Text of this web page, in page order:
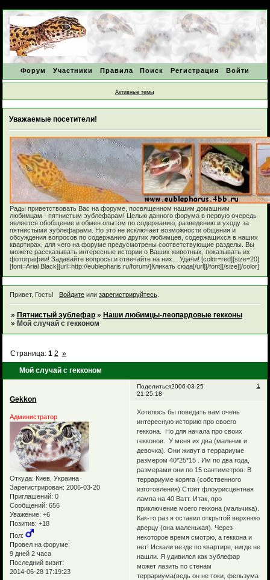
Форум Участники Правила Поиск Регистрация Войти
Активные темы
Уважаемые посетители!
Рады приветствовать Вас на форуме, посвященном нашим домашним
любимцам - пятнистым эублефарам! Целью данного форума в первую очередь
является обобщение и обмен опытом по содержанию, разведению и уходу за
пятнистыми эублефарами. Но это не исключает возможности общения и
обсуждения вопросов по содержанию других любимцев, содержащихся в наших
квартирах, для чего на форуме предусмотрены соответствующие разделы. Вы
можете рассказывать интересные истории о Ваших животных, показывать их
фотографии! Задавайте вопросы и отвечайте на них... Удачи! [color=red][size=20]
[font=Arial Black][url=http://eublepharis.ru/forum/]Кликать сюда[/url][/font][/size][/color]
Привет, Гость! Войдитеили зарегистрируйтесь.
» Пятнистый эублефар » Наши любимцы-леопардовые гекконы
» Мой случай с гекконом
Мой случай с гекконом
Страница: 1 2 »
Поделиться 1
2006-03-25
21:25:18
Gekkon
Администратор
Откуда: Киев, Украина
Зарегистрирован: 2006-03-20
Приглашений: 0
Сообщений: 656
Уважение: +6
Позитив: +18
Пол:
Провел на форуме:
9 дней 2 часа
Последний визит:
2014-06-28 17:19:23
Хотелось бы поведать вам очень
интересную историю про своего
геккона. Но для начала про своих
гекконов. У меня их два (мальчик и
девочка). Они живут в террариуме
размером 40*25*15 . Им по два года,
размерами они по 15 сантиметров. В
террариуме коряга (собственного
изготовления) Стоит флоурисцентная
лампа на 40 Ватт. Итак, про
приключение моего геккона (мальчика).
Как-то раз я оставил открытой верхнюю
дверцу (она маленькая). Через
некоторое время смотрю, а геккона и
нет! Искали везде по квартире, нигде не
нашли. Я удивился как эублефар
может лазить по стенам
террариума(ведь он не токи, фельзума